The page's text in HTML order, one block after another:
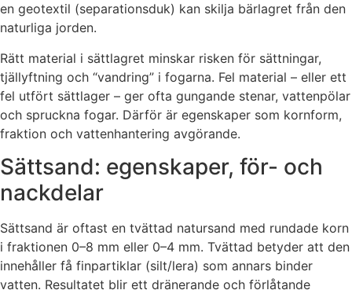
en geotextil (separationsduk) kan skilja bärlagret från den
naturliga jorden.
Rätt material i sättlagret minskar risken för sättningar,
tjällyftning och “vandring” i fogarna. Fel material – eller ett
fel utfört sättlager – ger ofta gungande stenar, vattenpölar
och spruckna fogar. Därför är egenskaper som kornform,
fraktion och vattenhantering avgörande.
Sättsand: egenskaper, för- och
nackdelar
Sättsand är oftast en tvättad natursand med rundade korn
i fraktionen 0–8 mm eller 0–4 mm. Tvättad betyder att den
innehåller få finpartiklar (silt/lera) som annars binder
vatten. Resultatet blir ett dränerande och förlåtande